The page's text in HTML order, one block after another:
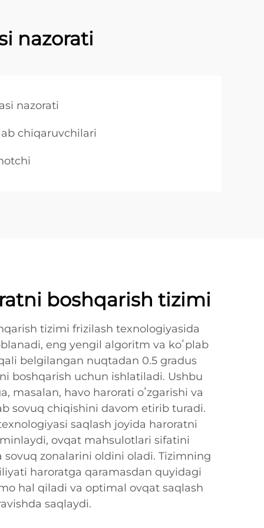
nazorati
nazorati
chiqaruvchilari
boshqarish tizimi
tizimi frizilash texnologiyasida
eng yengil algoritm va koʻplab
belgilangan nuqtadan 0.5 gradus
boshqarish uchun ishlatiladi. Ushbu
masalan, havo harorati oʻzgarishi va
sovuq chiqishini davom etirib turadi.
saqlash joyida haroratni
ovqat mahsulotlari sifatini
sovuq zonalarini oldini oladi. Tizimning
haroratga qaramasdan quyidagi
hal qiladi va optimal ovqat saqlash
saqlaydi.